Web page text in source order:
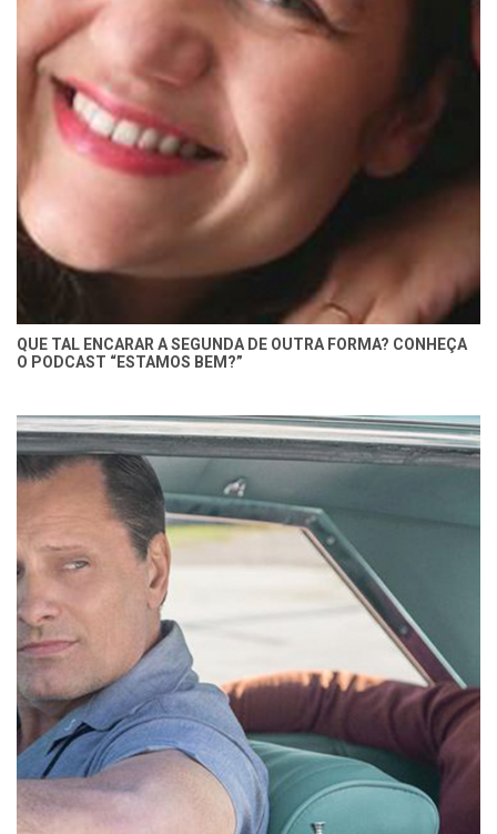
QUE TAL ENCARAR A SEGUNDA DE OUTRA FORMA? CONHEÇA
O PODCAST “ESTAMOS BEM?”